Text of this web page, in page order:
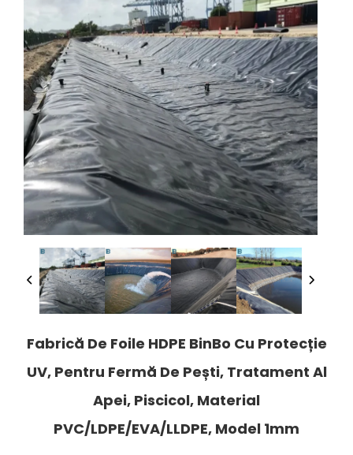
Fabrică De Foile HDPE BinBo Cu Protecție
UV, Pentru Fermă De Pești, Tratament Al
Apei, Piscicol, Material
PVC/LDPE/EVA/LLDPE, Model 1mm